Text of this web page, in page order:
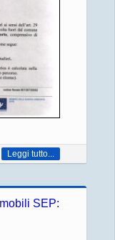
Leggi tutto...
SEP: